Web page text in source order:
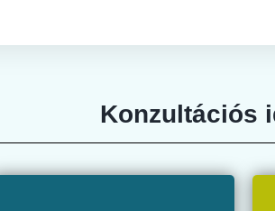
Konzultációs